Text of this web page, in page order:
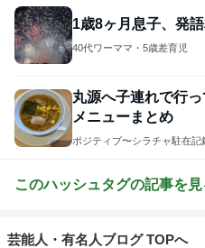
1歳8ヶ月息子、発
40代ワーママ・5歳差育児
丸源へ子連れで行
メニューまとめ
ポジティブ〜シラチャ駐在
このハッシュタグの記事を見
芸能人・有名人ブログ TOPへ